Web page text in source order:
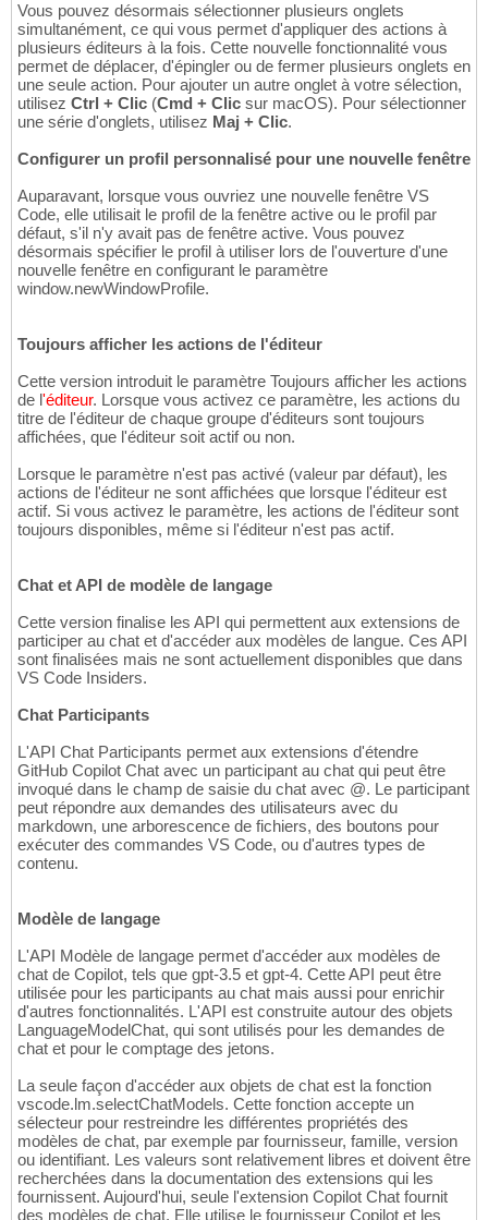
Vous pouvez désormais sélectionner plusieurs onglets
simultanément, ce qui vous permet d'appliquer des actions à
plusieurs éditeurs à la fois. Cette nouvelle fonctionnalité vous
permet de déplacer, d'épingler ou de fermer plusieurs onglets en
une seule action. Pour ajouter un autre onglet à votre sélection,
utilisez Ctrl + Clic (Cmd + Clic sur macOS). Pour sélectionner
une série d'onglets, utilisez Maj + Clic.
Configurer un profil personnalisé pour une nouvelle fenêtre
Auparavant, lorsque vous ouvriez une nouvelle fenêtre VS
Code, elle utilisait le profil de la fenêtre active ou le profil par
défaut, s'il n'y avait pas de fenêtre active. Vous pouvez
désormais spécifier le profil à utiliser lors de l'ouverture d'une
nouvelle fenêtre en configurant le paramètre
window.newWindowProfile.
Toujours afficher les actions de l'éditeur
Cette version introduit le paramètre Toujours afficher les actions
de l'éditeur. Lorsque vous activez ce paramètre, les actions du
titre de l'éditeur de chaque groupe d'éditeurs sont toujours
affichées, que l'éditeur soit actif ou non.
Lorsque le paramètre n'est pas activé (valeur par défaut), les
actions de l'éditeur ne sont affichées que lorsque l'éditeur est
actif. Si vous activez le paramètre, les actions de l'éditeur sont
toujours disponibles, même si l'éditeur n'est pas actif.
Chat et API de modèle de langage
Cette version finalise les API qui permettent aux extensions de
participer au chat et d'accéder aux modèles de langue. Ces API
sont finalisées mais ne sont actuellement disponibles que dans
VS Code Insiders.
Chat Participants
L'API Chat Participants permet aux extensions d'étendre
GitHub Copilot Chat avec un participant au chat qui peut être
invoqué dans le champ de saisie du chat avec @. Le participant
peut répondre aux demandes des utilisateurs avec du
markdown, une arborescence de fichiers, des boutons pour
exécuter des commandes VS Code, ou d'autres types de
contenu.
Modèle de langage
L'API Modèle de langage permet d'accéder aux modèles de
chat de Copilot, tels que gpt-3.5 et gpt-4. Cette API peut être
utilisée pour les participants au chat mais aussi pour enrichir
d'autres fonctionnalités. L'API est construite autour des objets
LanguageModelChat, qui sont utilisés pour les demandes de
chat et pour le comptage des jetons.
La seule façon d'accéder aux objets de chat est la fonction
vscode.lm.selectChatModels. Cette fonction accepte un
sélecteur pour restreindre les différentes propriétés des
modèles de chat, par exemple par fournisseur, famille, version
ou identifiant. Les valeurs sont relativement libres et doivent être
recherchées dans la documentation des extensions qui les
fournissent. Aujourd'hui, seule l'extension Copilot Chat fournit
des modèles de chat. Elle utilise le fournisseur Copilot et les